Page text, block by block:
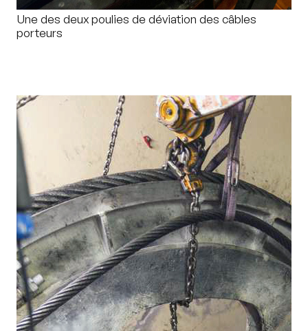
Une des deux poulies de déviation des câbles
porteurs